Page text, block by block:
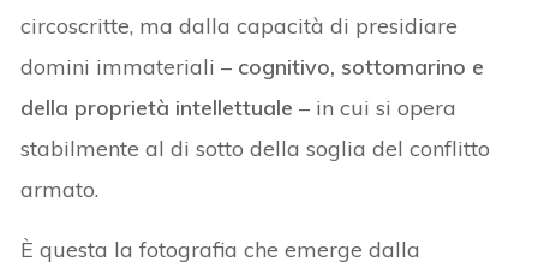
circoscritte, ma dalla capacità di presidiare
domini immateriali – cognitivo, sottomarino e
della proprietà intellettuale – in cui si opera
stabilmente al di sotto della soglia del conflitto
armato.
È questa la fotografia che emerge dalla